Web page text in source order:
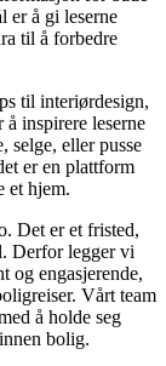
er å gi leserne
til å forbedre
til interiørdesign,
inspirere leserne
selge, eller pusse
er en plattform
et hjem.
Det er et fristed,
Derfor legger vi
og engasjerende,
Vårt team
å holde seg
bolig.